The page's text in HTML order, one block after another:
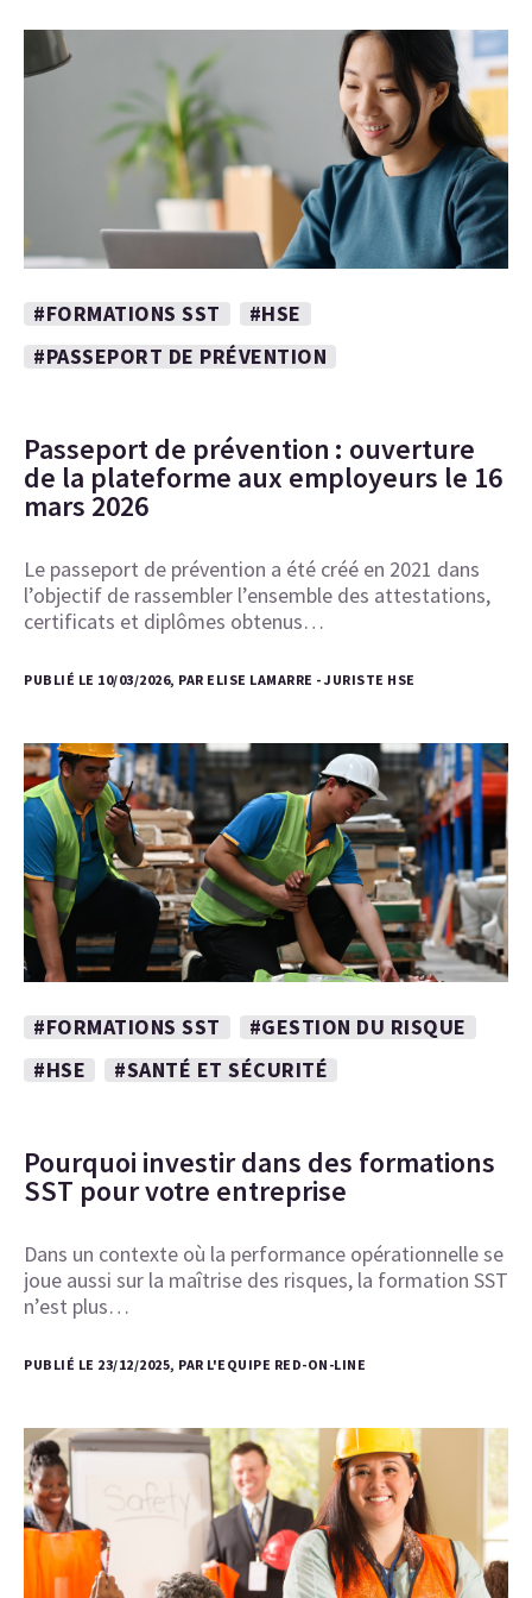
#FORMATIONS SST
#HSE
#PASSEPORT DE PRÉVENTION
Passeport de prévention : ouverture
de la plateforme aux employeurs le 16
mars 2026
Le passeport de prévention a été créé en 2021 dans
l’objectif de rassembler l’ensemble des attestations,
certificats et diplômes obtenus…
PUBLIÉ LE 10/03/2026, PAR ELISE LAMARRE - JURISTE HSE
#FORMATIONS SST
#GESTION DU RISQUE
#HSE
#SANTÉ ET SÉCURITÉ
Pourquoi investir dans des formations
SST pour votre entreprise
Dans un contexte où la performance opérationnelle se
joue aussi sur la maîtrise des risques, la formation SST
n’est plus…
PUBLIÉ LE 23/12/2025, PAR L'EQUIPE RED-ON-LINE